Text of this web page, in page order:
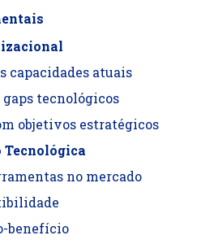
capacidades atuais
tecnológicos
objetivos estratégicos
Tecnológica
no mercado
benefício